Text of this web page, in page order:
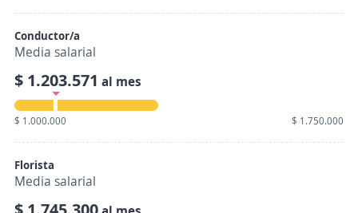
Conductor/a
Media salarial
$ 1.203.571 al mes
$ 1.000.000 $ 1.750.000
Florista
Media salarial